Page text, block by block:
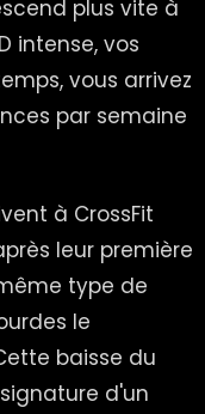
plus vite à
intense, vos
vous arrivez
par semaine
à CrossFit
leur première
type de
le
baisse du
d'un